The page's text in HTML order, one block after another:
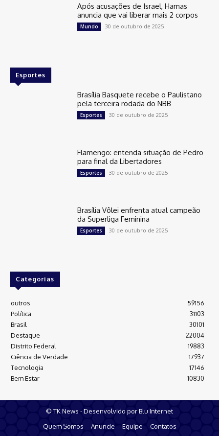
Após acusações de Israel, Hamas
anuncia que vai liberar mais 2 corpos
Mundo 30 de outubro de 2025
Esportes
Brasília Basquete recebe o Paulistano
pela terceira rodada do NBB
Esportes 30 de outubro de 2025
Flamengo: entenda situação de Pedro
para final da Libertadores
Esportes 30 de outubro de 2025
Brasília Vôlei enfrenta atual campeão
da Superliga Feminina
Esportes 30 de outubro de 2025
Categorias
outros
59156
Política
31103
Brasil
30101
Destaque
22004
Distrito Federal
19883
Ciência de Verdade
17937
Tecnologia
17146
Bem Estar
10830
© TK News - Desenvolvido por Blu Internet
Quem Somos
Anuncie Equipe Contatos